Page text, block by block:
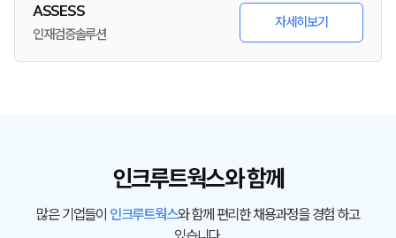
ASSESS
인재검증솔루션
자세히보기
인크루트웍스와 함께
많은 기업들이 인크루트웍스와 함께 편리한 채용과정을 경험 하고